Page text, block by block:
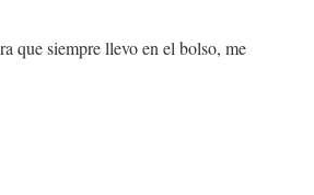
que siempre llevo en el bolso, me